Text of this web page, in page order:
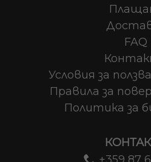
FAQ
Условия за
Правила за
Политика за